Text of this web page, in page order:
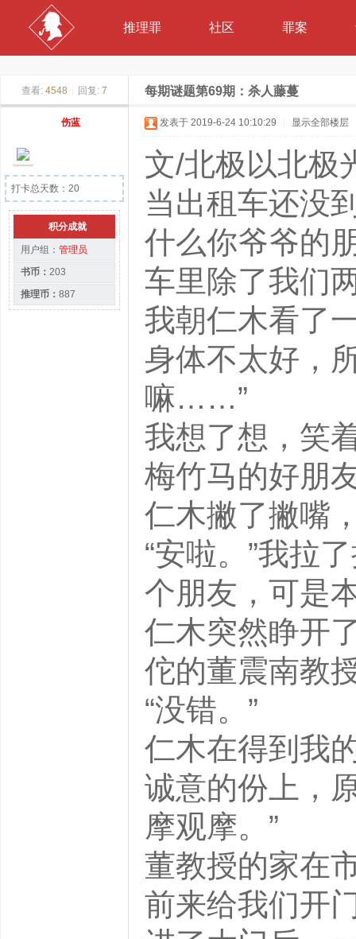
推理罪 社区 罪案
查看: 4548 回复: 7 每期谜题第69期：杀人藤蔓
伤蓝
打卡总天数：20
积分成就
用户组： 管理员
书币： 203
推理币： 887
发表于 2019-6-24 10:10:29 显示全部楼层
文/北极以北
当出租车还没
什么你爷爷的
车里除了我们
我朝仁木看了
身体不太好，
嘛……”
我想了想，笑
梅竹马的好朋
仁木撇了撇嘴
“安啦。”我拉
个朋友，可是
仁木突然睁开
佗的董震南教
“没错。”
仁木在得到我
诚意的份上，
摩观摩。”
董教授的家在
前来给我们开